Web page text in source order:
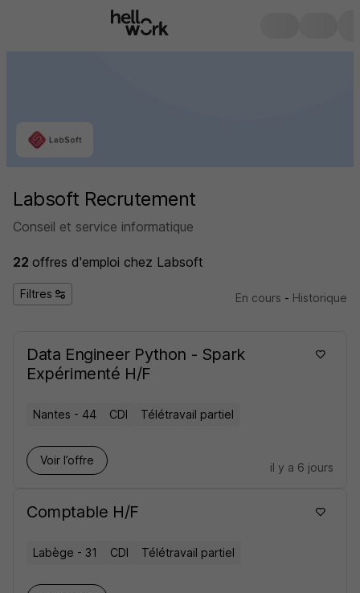
Labsoft Recrutement
Conseil et service informatique
22 offres d'emploi chez Labsoft
Filtres En cours - Historique
Data Engineer Python - Spark
Expérimenté H/F
Nantes - 44 CDI Télétravail partiel
Voir l’offre
il y a 6 jours
Comptable H/F
Labège - 31 CDI Télétravail partiel